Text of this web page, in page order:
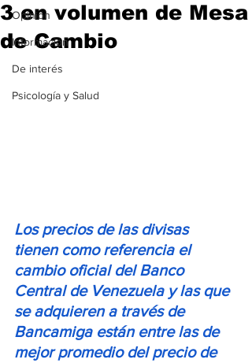
Opinión
Información
De interés
Psicología y Salud
3 en volumen de Mesa
de Cambio
Los precios de las divisas
tienen como referencia el
cambio oficial del Banco
Central de Venezuela y las que
se adquieren a través de
Bancamiga están entre las de
mejor promedio del precio de